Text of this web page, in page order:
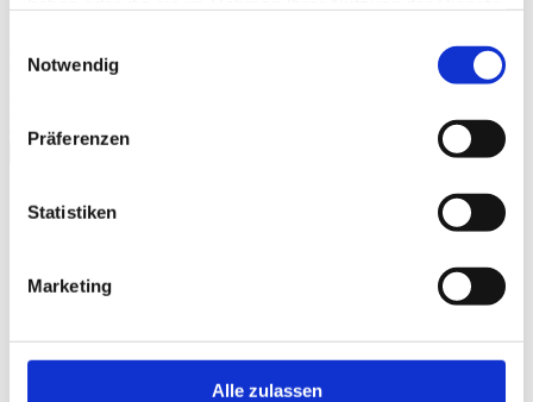
Notwendig
Präferenzen
Statistiken
Marketing
Alle zulassen
Kinotrailer "La Scala - Die Macht des Schicksals"
anzusehen.
Galerie